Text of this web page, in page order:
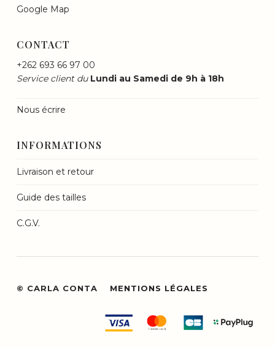
Google Map
CONTACT
+262 693 66 97 00
Service client du Lundi au Samedi de 9h à 18h
Nous écrire
INFORMATIONS
Livraison et retour
Guide des tailles
C.G.V.
© CARLA CONTA MENTIONS LÉGALES